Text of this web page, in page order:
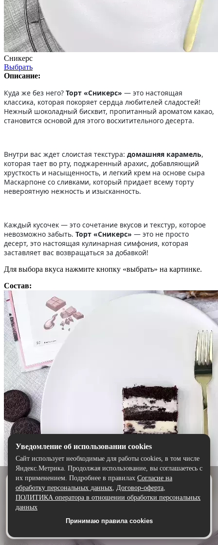
Сникерс
Выбрать
Описание:
Куда же без него? Торт «Сникерс» — это настоящая
классика, которая покоряет сердца любителей сладостей!
Нежный шоколадный бисквит, пропитанный ароматом какао,
становится основой для этого восхитительного десерта.
Внутри вас ждет слоистая текстура: домашняя карамель,
которая тает во рту, поджаренный арахис, добавляющий
хрусткость и насыщенность, и легкий крем на основе сыра
Маскарпоне со сливками, который придает всему торту
невероятную нежность и изысканность.
Каждый кусочек — это сочетание вкусов и текстур, которое
невозможно забыть. Торт «Сникерс» — это не просто
десерт, это настоящая кулинарная симфония, которая
заставляет вас возвращаться за добавкой!
Для выбора вкуса нажмите кнопку «выбрать» на картинке.
Состав:
Удобнее в приложении
Скачайте приложение — быстрее и комфортнее,
чем через сайт.
Скачать в Google Play
Уведомление об использовании cookies
Сайт использует необходимые для работы cookies, в том числе
Яндекс.Метрика. Продолжая использование, вы соглашаетесь с
их применением. Подробнее в правилах Согласие на
обработку персональных данных, Договор-оферта,
ПОЛИТИКА оператора в отношении обработки персональных
данных
Принимаю правила cookies